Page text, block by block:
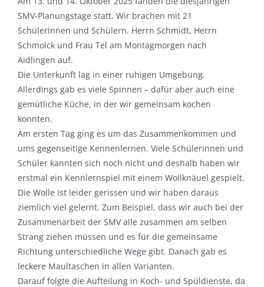
SMV-Planungstage statt. Wir brachen mit 21
Schülerinnen und Schülern, Herrn Schmidt, Herrn
Schmolck und Frau Tel am Montagmorgen nach
Aidlingen auf.
Die Unterkunft lag in einer ruhigen Umgebung.
Allerdings gab es viele Spinnen – dafür aber auch eine
gemütliche Küche, in der wir gemeinsam kochen
konnten.
Am ersten Tag ging es um das Zusammenkommen und
ums gegenseitige Kennenlernen. Viele Schülerinnen und
Schüler kannten sich noch nicht und deshalb haben wir
erstmal ein Kennlernspiel mit einem Wollknäuel gespielt.
Die Wolle ist leider gerissen und wir haben daraus
ziemlich viel gelernt. Zum Beispiel, dass wir auch bei der
Zusammenarbeit der SMV alle zusammen am selben
Strang ziehen müssen und es für die gemeinsame
Richtung unterschiedliche Wege gibt. Danach gab es
leckere Maultaschen in allen Varianten.
Darauf folgte die Aufteilung in Koch- und Spüldienste, da